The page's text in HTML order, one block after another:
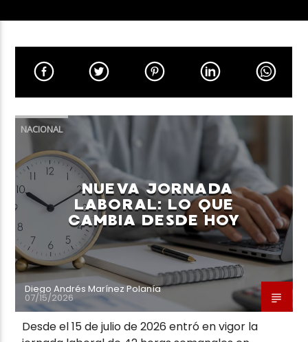
CANCIÓN ACTUAL
TÍTULO
ARTISTA
Neiva Estereo
NACIONAL
NUEVA JORNADA
LABORAL: LO QUE
CAMBIA DESDE HOY
Diego Andrés Marínez Polanía
07/15/2026
Desde el 15 de julio de 2026 entró en vigor la